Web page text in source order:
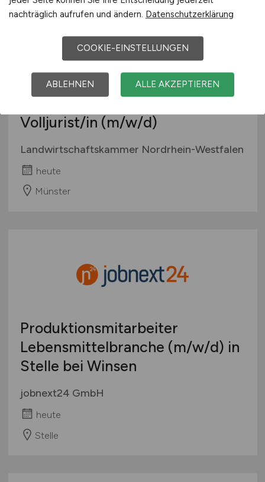
Volljurist/in (m/w/d)
Landwirtschaftskammer Nordrhein-Westfalen
heute
Münster
Produktionsmitarbeiter
Lebensmittelbranche (m/w/d) in
Stelle bei Winsen
jobnext24 GmbH
heute
Stelle
nachträglich aufrufen und ändern. Datenschutzerklärung
COOKIE-EINSTELLUNGEN
ABLEHNEN ALLE AKZEPTIEREN